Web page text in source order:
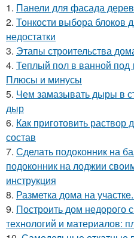
1. Панели для фасада
2. Тонкости выбора блоков
недостатки
3. Этапы строительства
4. Теплый пол в ванной под
Плюсы и минусы
5. Чем замазывать дыры в
дыр
6. Как приготовить
состав
7. Сделать подоконник на
подоконник на лоджии
инструкция
8. Разметка дома на
9. Построить дом недорого
технологий и материалов: